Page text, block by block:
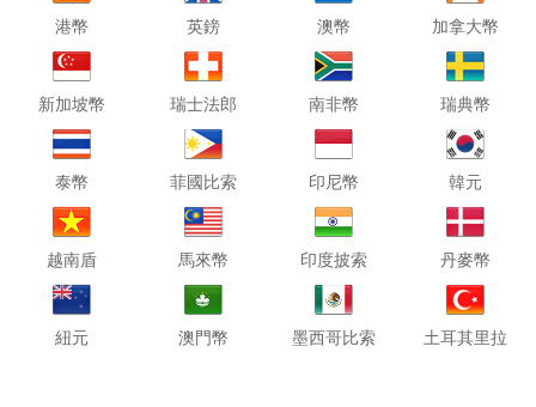
港幣 英鎊 澳幣 加拿大幣
新加坡幣 瑞士法郎 南非幣 瑞典幣
泰幣 菲國比索 印尼幣 韓元
越南盾 馬來幣 印度披索 丹麥幣
紐元 澳門幣 墨西哥比索 土耳其里拉